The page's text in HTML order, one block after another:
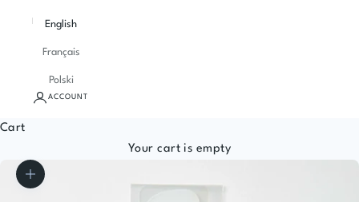
English
Français
Polski
ACCOUNT
Cart
Your cart is empty
Zoom picture